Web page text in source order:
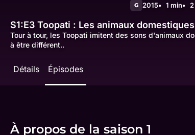
G 2015 1 min
S1:E3 Toopati : Les animaux domestiques
Tour à tour, les Toopati imitent des sons d'animaux
à être différent..
Détails Épisodes
À propos de la saison 1